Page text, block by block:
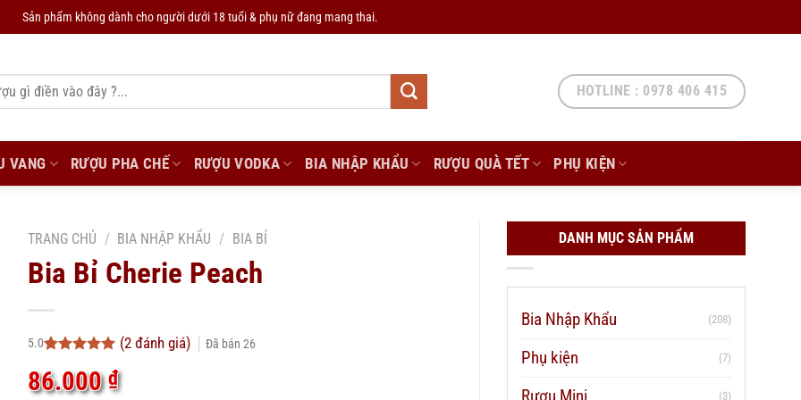
Sản phẩm không dành cho người dưới 18 tuổi & phụ nữ đang mang thai.
HOTLINE : 0978 406 415
VANG RƯỢU PHA CHẾ RƯỢU VODKA BIA NHẬP KHẨU RƯỢU QUÀ TẾT PHỤ KIỆN
TRANG CHỦ / BIA NHẬP KHẨU / BIA BỈ
Bia Bỉ Cherie Peach
5.0
dựa trên
đánh giá
(2đánh giá) Đã bán 26
86.000₫
DANH MỤC SẢN PHẨM
Bia Nhập Khẩu (208)
Phụ kiện (7)
Rượu Mini (3)